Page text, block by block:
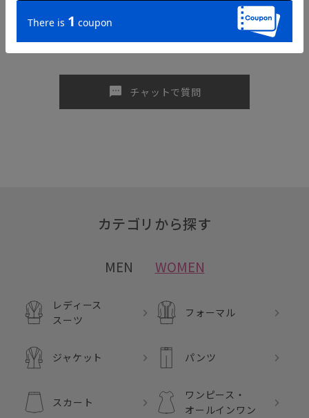
sms チャットで質問
カテゴリから探す
MEN WOMEN
レディース
スーツ
フォーマル
ジャケット パンツ
スカート
ワンピース・
オールインワン